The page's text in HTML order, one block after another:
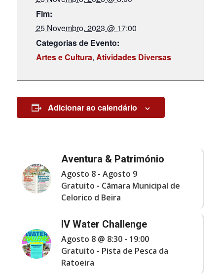
Fim:
25 Novembro, 2023 @ 17:00
Categorias de Evento:
Artes e Cultura, Atividades Diversas
Adicionar ao calendário
Aventura & Património
Agosto 8- Agosto 9
Gratuito - Câmara Municipal de
Celorico d Beira
IV Water Challenge
Agosto 8 @ 8:30- 19:00
Gratuito - Pista de Pesca da
Ratoeira